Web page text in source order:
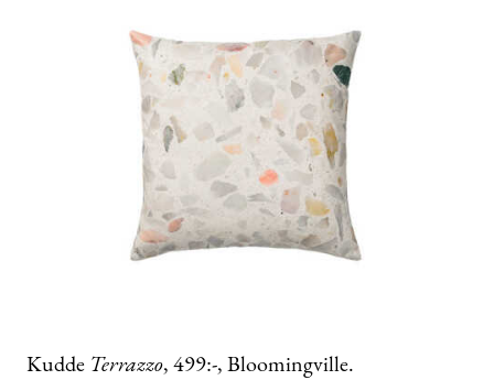
Kudde Terrazzo, 499:-, Bloomingville.